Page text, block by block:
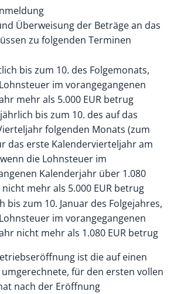
Überweisung der Beträge an das
zu folgenden Terminen
bis zum 10. des Folgemonats,
im vorangegangenen
mehr als 5.000 EUR betrug
bis zum 10. des auf das
folgenden Monats (zum
das erste Kalendervierteljahr am
die Lohnsteuer im
Kalenderjahr über 1.080
nicht mehr als 5.000 EUR betrug
bis zum 10. Januar des Folgejahres,
im vorangegangenen
nicht mehr als 1.080 EUR betrug
ist die auf einen
umgerechnete, für den ersten vollen
nach der Eröffnung